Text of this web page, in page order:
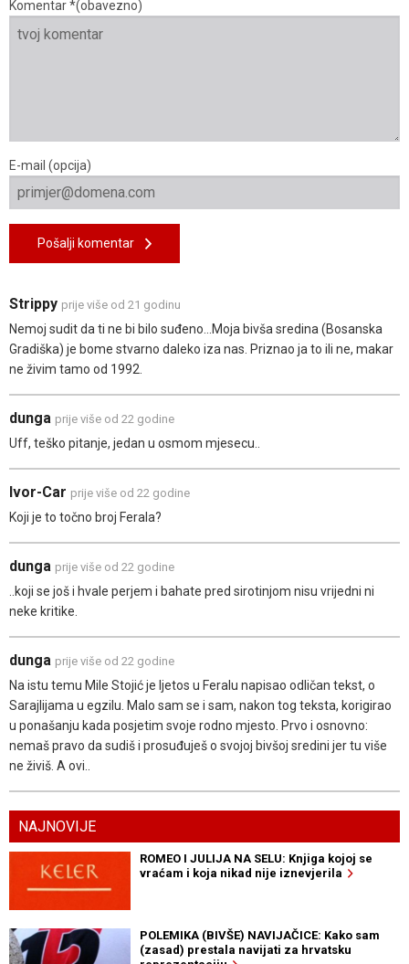
Komentar *(obavezno)
E-mail (opcija)
Pošalji komentar
Strippy prije više od 21 godinu
Nemoj sudit da ti ne bi bilo suđeno...Moja bivša sredina (Bosanska
Gradiška) je bome stvarno daleko iza nas. Priznao ja to ili ne, makar
ne živim tamo od 1992.
dunga prije više od 22 godine
Uff, teško pitanje, jedan u osmom mjesecu..
Ivor-Car prije više od 22 godine
Koji je to točno broj Ferala?
dunga prije više od 22 godine
..koji se još i hvale perjem i bahate pred sirotinjom nisu vrijedni ni
neke kritike.
dunga prije više od 22 godine
Na istu temu Mile Stojić je ljetos u Feralu napisao odličan tekst, o
Sarajlijama u egzilu. Malo sam se i sam, nakon tog teksta, korigirao
u ponašanju kada posjetim svoje rodno mjesto. Prvo i osnovno:
nemaš pravo da sudiš i prosuđuješ o svojoj bivšoj sredini jer tu više
ne živiš. A ovi..
NAJNOVIJE
ROMEO I JULIJA NA SELU: Knjiga kojoj se
vraćam i koja nikad nije iznevjerila
POLEMIKA (BIVŠE) NAVIJAČICE: Kako sam
(zasad) prestala navijati za hrvatsku